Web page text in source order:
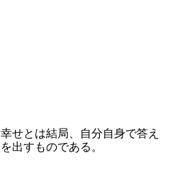
幸せとは結局、自分自身で答え
を出すものである。